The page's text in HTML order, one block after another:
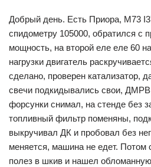
Добрый день. Есть Приора, М73
спидометру 105000, обратился с
мощность, на второй еле еле 60
нагрузки двигатель
сделано, проверен катализатор,
свечи подкидывались свои,
форсунки снимал, на стенде без
топливный фильтр поменяны,
выкручивал ДК и пробовал без
меняется, машина не едет.
полез в шкив и нашел